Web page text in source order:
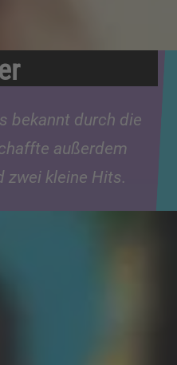
bekannt durch die
außerdem
zwei kleine Hits.